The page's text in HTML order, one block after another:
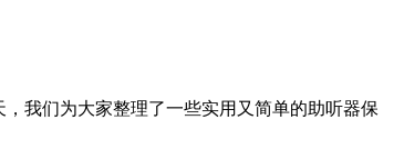
我们为大家整理了一些实用又简单的助听器保